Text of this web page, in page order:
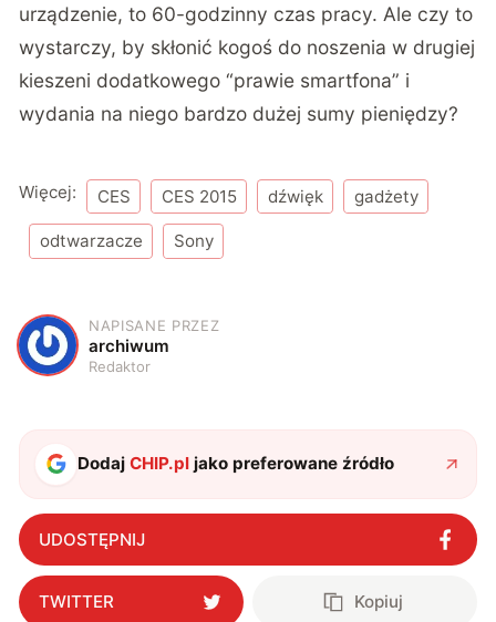
urządzenie, to 60-godzinny czas pracy. Ale czy to
wystarczy, by skłonić kogoś do noszenia w drugiej
kieszeni dodatkowego “prawie smartfona” i
wydania na niego bardzo dużej sumy pieniędzy?
Więcej: CES CES 2015 dźwięk gadżety
odtwarzacze Sony
A
NAPISANE PRZEZ
archiwum
Redaktor
DodajCHIP.pl jako preferowane źródło
UDOSTĘPNIJ
TWITTER Kopiuj